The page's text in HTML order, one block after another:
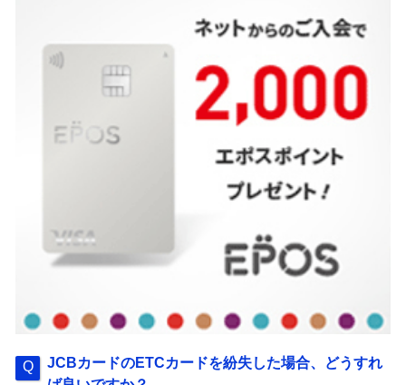
JCBカードのETCカードを紛失した場合、どうすれ